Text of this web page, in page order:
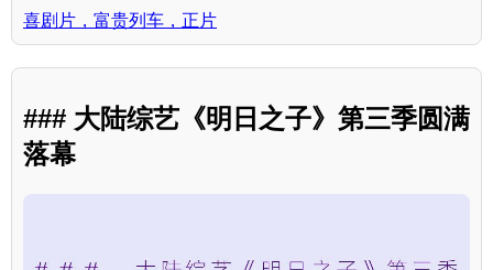
喜剧片，富贵列车，正片
### 大陆综艺《明日之子》第三季圆满
落幕